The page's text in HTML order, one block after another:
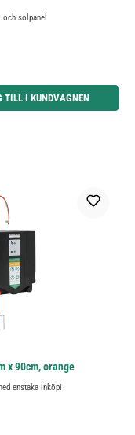
solpanel
för att öka eller minska kvantiteten.
TILL I KUNDVAGNEN
x 90cm, orange
enstaka inköp!